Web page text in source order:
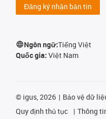
Đăng ký nhận bản tin
Ngôn ngữ:Tiếng Việt
Quốc gia: Việt Nam
© igus, 2026 Bảo vệ dữ
Quy định thủ tục
Thông